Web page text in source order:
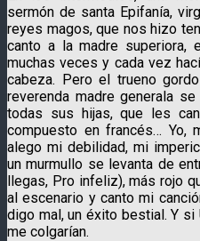
sermón de santa Epifanía,
reyes magos, que nos hizo
canto a la madre superiora,
muchas veces y cada vez
cabeza. Pero el trueno
reverenda madre generala
todas sus hijas, que les
compuesto en francés… Yo,
alego mi debilidad, mi
un murmullo se levanta de
llegas, Pro infeliz), más rojo
al escenario y canto mi
digo mal, un éxito bestial. Y
me colgarían.